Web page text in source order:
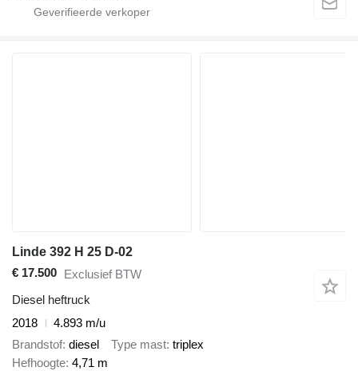
Linde 392 H 25 D-02
€ 17.500 Exclusief BTW
Diesel heftruck
2018
4.893 m/u
Brandstof diesel Type mast triplex
Hefhoogte 4,71 m